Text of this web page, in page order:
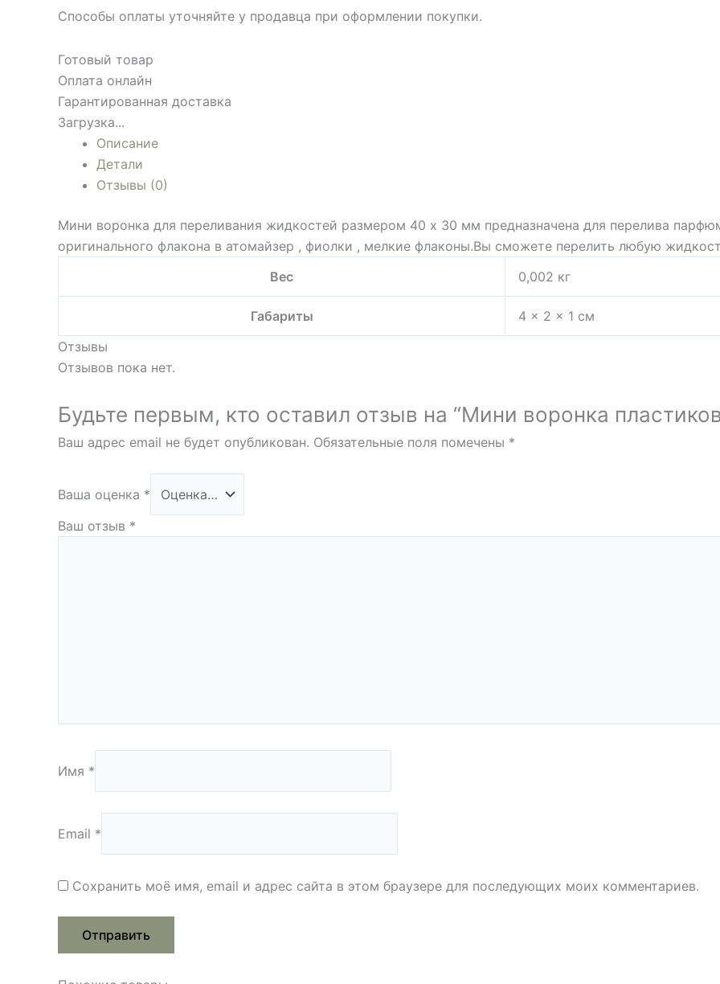
Способы оплаты уточняйте у продавца при оформлении покупки.
Готовый товар
Оплата онлайн
Гарантированная доставка
Загрузка...
Описание
Детали
Отзывы (0)
Мини воронка для переливания жидкостей размером 40 х 30 мм предназначена для перелива
оригинального флакона в атомайзер , фиолки , мелкие флаконы.Вы сможете перелить любую
Вес
0,002 кг
Габариты
4 × 2 × 1 см
Отзывы
Отзывов пока нет.
Будьте первым, кто оставил отзыв на “Мини воронка
Ваш адрес email не будет опубликован. Обязательные поля помечены *
Ваша оценка *
Ваш отзыв *
Имя *
Email *
Сохранить моё имя, email и адрес сайта в этом браузере для последующих моих комментариев.